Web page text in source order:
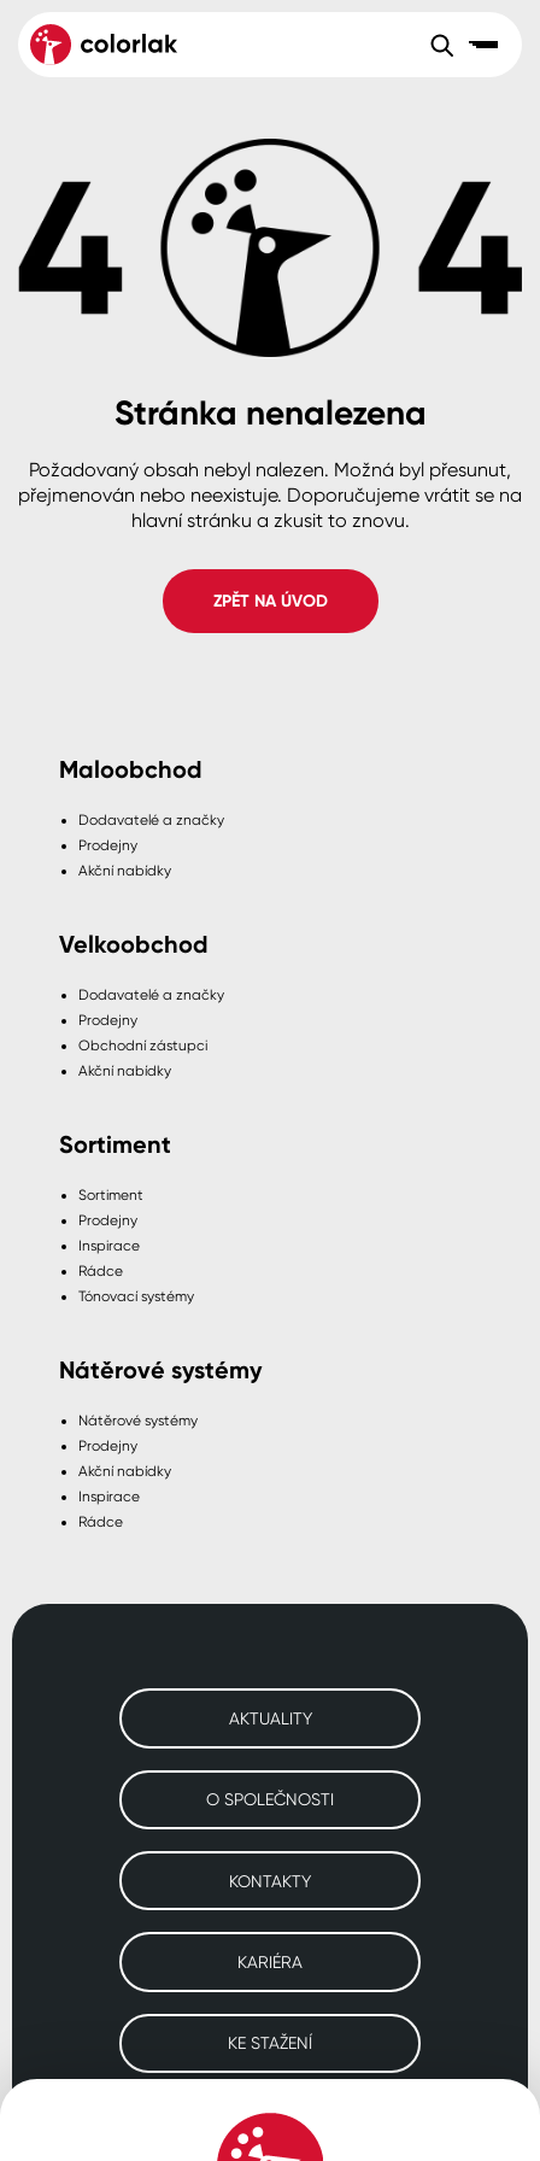
Velkoobchod Sortiment
Aktuality
Reference
O společnosti
B2B +420 800 145 555Po – Pá: 8:00–15:00
Česko
Slovensko Polsko Worldwide
Dřevo
Beton, asfalt, minerální podklady
Plast, sklo, keramika
Stěny
Fasády
Spreje
Colorlak Dekor
Colorlak Profi
Colorlak Pta
Stránka nenalezena
Požadovaný obsah nebyl nalezen. Možná byl přesunut,
přejmenován nebo neexistuje. Doporučujeme vrátit se na
hlavní stránku a zkusit to znovu.
ZPĚT NA ÚVOD
Maloobchod
Dodavatelé a značky
Prodejny
Akční nabídky
Velkoobchod
Dodavatelé a značky
Prodejny
Obchodní zástupci
Akční nabídky
Sortiment
Sortiment
Prodejny
Inspirace
Rádce
Tónovací systémy
Nátěrové systémy
Nátěrové systémy
Prodejny
Akční nabídky
Inspirace
Rádce
AKTUALITY
O SPOLEČNOSTI
KONTAKTY
KARIÉRA
KE STAŽENÍ
Navštivte naše pobočky